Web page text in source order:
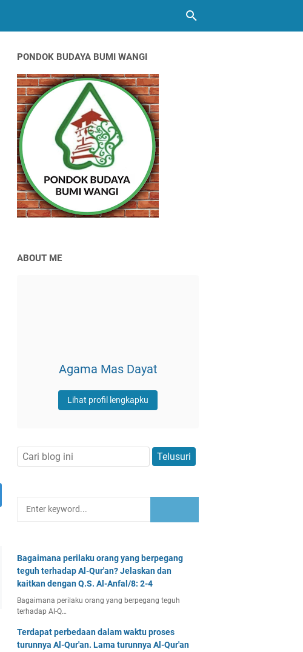
PONDOK BUDAYA BUMI WANGI
ABOUT ME
Agama Mas Dayat
Lihat profil lengkapku
Bagaimana perilaku orang yang berpegang
teguh terhadap Al-Qur'an? Jelaskan dan
kaitkan dengan Q.S. Al-Anfal/8: 2-4
Bagaimana perilaku orang yang berpegang teguh
terhadap Al-Q…
Terdapat perbedaan dalam waktu proses
turunnya Al-Qur'an. Lama turunnya Al-Qur'an